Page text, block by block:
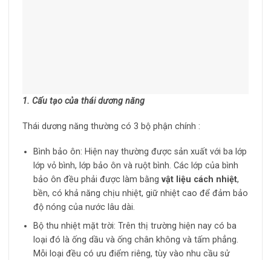
1. Cấu tạo của thái dương năng
Thái dương năng thường có 3 bộ phận chính :
Bình bảo ôn: Hiện nay thường được sản xuất với ba lớp
lớp vỏ bình, lớp bảo ôn và ruột bình. Các lớp của bình
bảo ôn đều phải được làm bằngvật liệu cách nhiệt,
bền, có khả năng chịu nhiệt, giữ nhiệt cao để đảm bảo
độ nóng của nước lâu dài.
Bộ thu nhiệt mặt trời: Trên thị trường hiện nay có ba
loại đó là ống dầu và ống chân không và tấm phẳng.
Mỗi loại đều có ưu điểm riêng, tùy vào nhu cầu sử